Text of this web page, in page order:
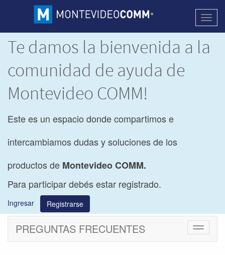
Te damos la bienvenida a la
comunidad de ayuda de
Montevideo COMM!
Este es un espacio donde compartimos e
intercambiamos dudas y soluciones de los
productos de Montevideo COMM.
Para participar debés estar registrado.
Ingresar Registrarse
Cambiar
PREGUNTAS FRECUENTES